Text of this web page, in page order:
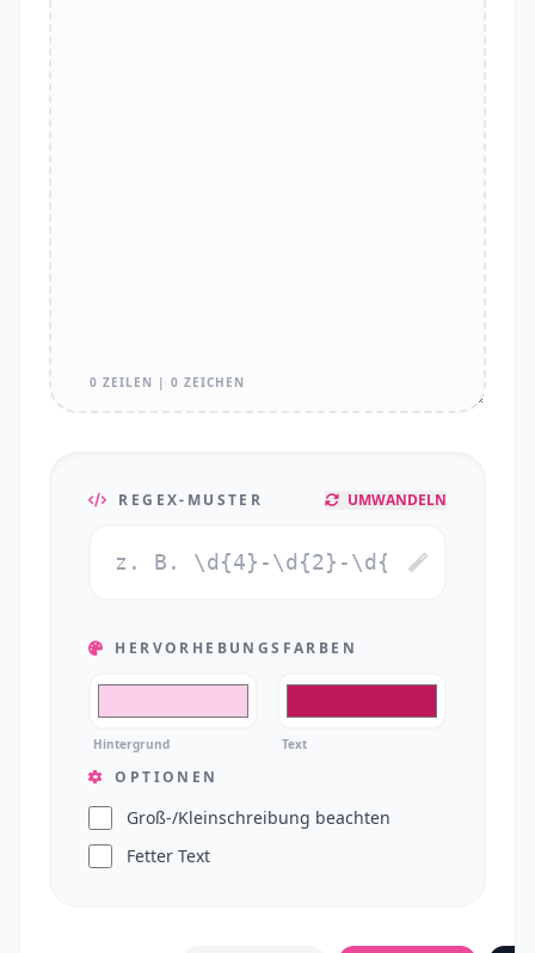
0 ZEILEN | 0 ZEICHEN
REGEX-MUSTER UMWANDELN
HERVORHEBUNGSFARBEN
Hintergrund Text
OPTIONEN
Groß-/Kleinschreibung beachten
Fetter Text